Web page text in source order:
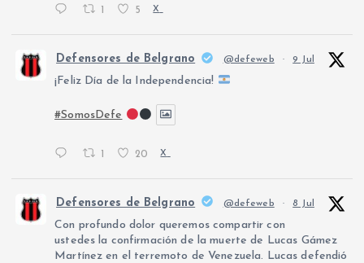
5 X
Defensores de Belgrano @defeweb · 9 Jul
¡Feliz Día de la Independencia!
#SomosDefe
1 20 X
Defensores de Belgrano @defeweb · 8 Jul
Con profundo dolor queremos compartir con
ustedes la confirmación de la muerte de Lucas Gámez
Martínez en el terremoto de Venezuela. Lucas defendió